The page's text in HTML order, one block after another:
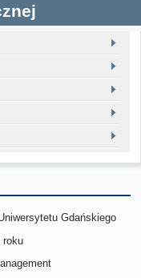
Gdańskiego
roku